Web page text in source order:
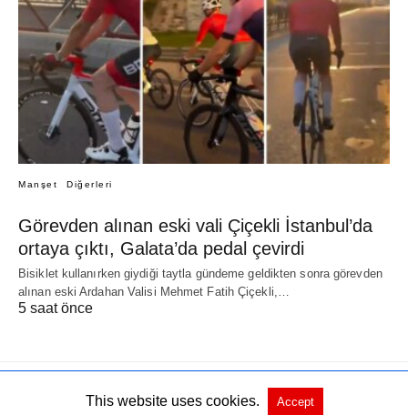
Manşet Diğerleri
Görevden alınan eski vali Çiçekli İstanbul’da
ortaya çıktı, Galata’da pedal çevirdi
Bisiklet kullanırken giydiği taytla gündeme geldikten sonra görevden
alınan eski Ardahan Valisi Mehmet Fatih Çiçekli,…
5 saat önce
All Rights Reserved Orjinali göster
This website uses cookies. Accept